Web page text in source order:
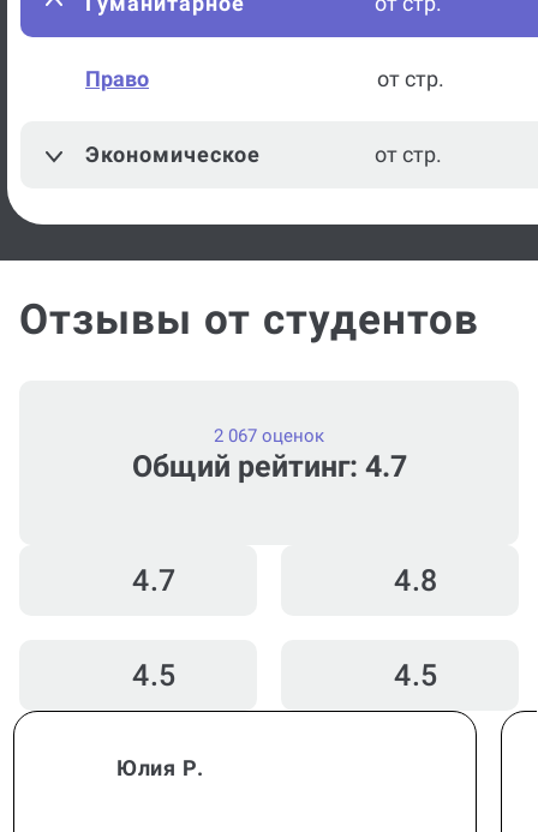
Право от стр.
Экономическое от стр.
Отзывы от студентов
Общий рейтинг: 4.7
2 067 оценок
4.7 4.8
4.5 4.5
Юлия Р.